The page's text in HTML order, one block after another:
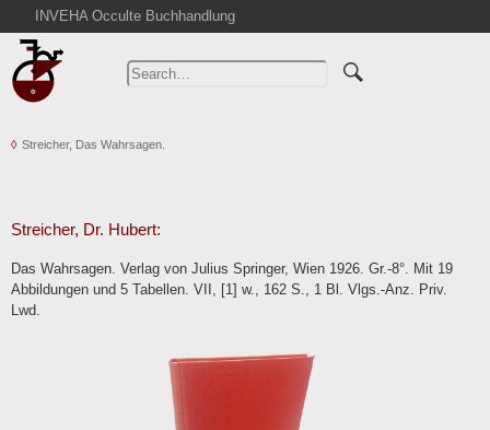
INVEHA Occulte Buchhandlung
Home
Advanced Search
Cart
Contact
Terms
Streicher, Das Wahrsagen.
Streicher, Dr. Hubert:
Das Wahrsagen. Verlag von Julius Springer, Wien 1926. Gr.-8°. Mit 19
Abbildungen und 5 Tabellen. VII, [1] w., 162 S., 1 Bl. Vlgs.-Anz. Priv.
Lwd.